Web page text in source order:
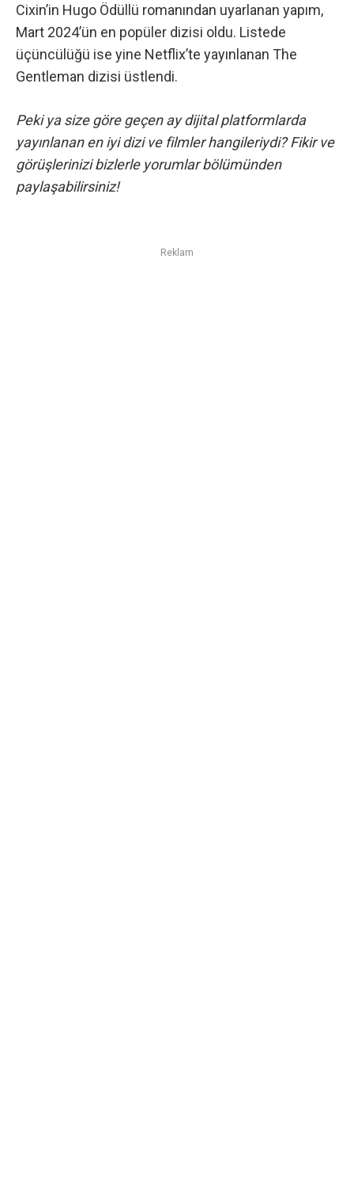
Cixin’in Hugo Ödüllü romanından uyarlanan yapım,
Mart 2024’ün en popüler dizisi oldu. Listede
üçüncülüğü ise yine Netflix’te yayınlanan The
Gentleman dizisi üstlendi.
Peki ya size göre geçen ay dijital platformlarda
yayınlanan en iyi dizi ve filmler hangileriydi? Fikir ve
görüşlerinizi bizlerle yorumlar bölümünden
paylaşabilirsiniz!
Reklam